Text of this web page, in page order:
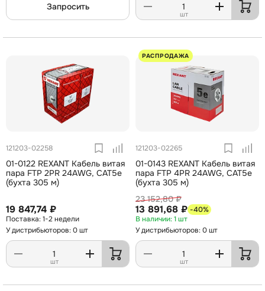
Запросить
шт
121203-02258
01-0122 REXANT Кабель витая
пара FTP 2PR 24AWG, CAT5e
(бухта 305 м)
19 847,74 ₽
1-2 недели
У дистрибьюторов: 0 шт
шт
121203-02265
РАСПРОДАЖА
01-0143 REXANT Кабель витая
пара FTP 4PR 24AWG, CAT5e
(бухта 305 м)
23 152,80 ₽
13 891,68 ₽ -40%
1 шт
У дистрибьюторов: 0 шт
шт